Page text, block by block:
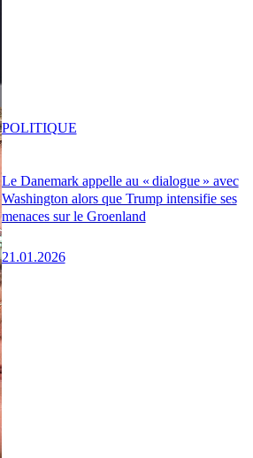
Le Danemark appelle au « dialogue » avec
Washington alors que Trump intensifie ses
menaces sur le Groenland
21.01.2026
POLITIQUE